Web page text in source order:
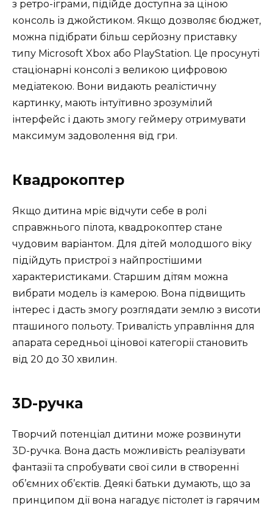
з ретро-іграми, підійде доступна за ціною
консоль із джойстиком. Якщо дозволяє бюджет,
можна підібрати більш серйозну приставку
типу Microsoft Xbox або PlayStation. Це просунуті
стаціонарні консолі з великою цифровою
медіатекою. Вони видають реалістичну
картинку, мають інтуїтивно зрозумілий
інтерфейс і дають змогу геймеру отримувати
максимум задоволення від гри.
Квадрокоптер
Якщо дитина мріє відчути себе в ролі
справжнього пілота, квадрокоптер стане
чудовим варіантом. Для дітей молодшого віку
підійдуть пристрої з найпростішими
характеристиками. Старшим дітям можна
вибрати модель із камерою. Вона підвищить
інтерес і дасть змогу розглядати землю з висоти
пташиного польоту. Тривалість управління для
апарата середньої цінової категорії становить
від 20 до 30 хвилин.
3D-ручка
Творчий потенціал дитини може розвинути
3D-ручка. Вона дасть можливість реалізувати
фантазії та спробувати свої сили в створенні
об’ємних об’єктів. Деякі батьки думають, що за
принципом дії вона нагадує пістолет із гарячим